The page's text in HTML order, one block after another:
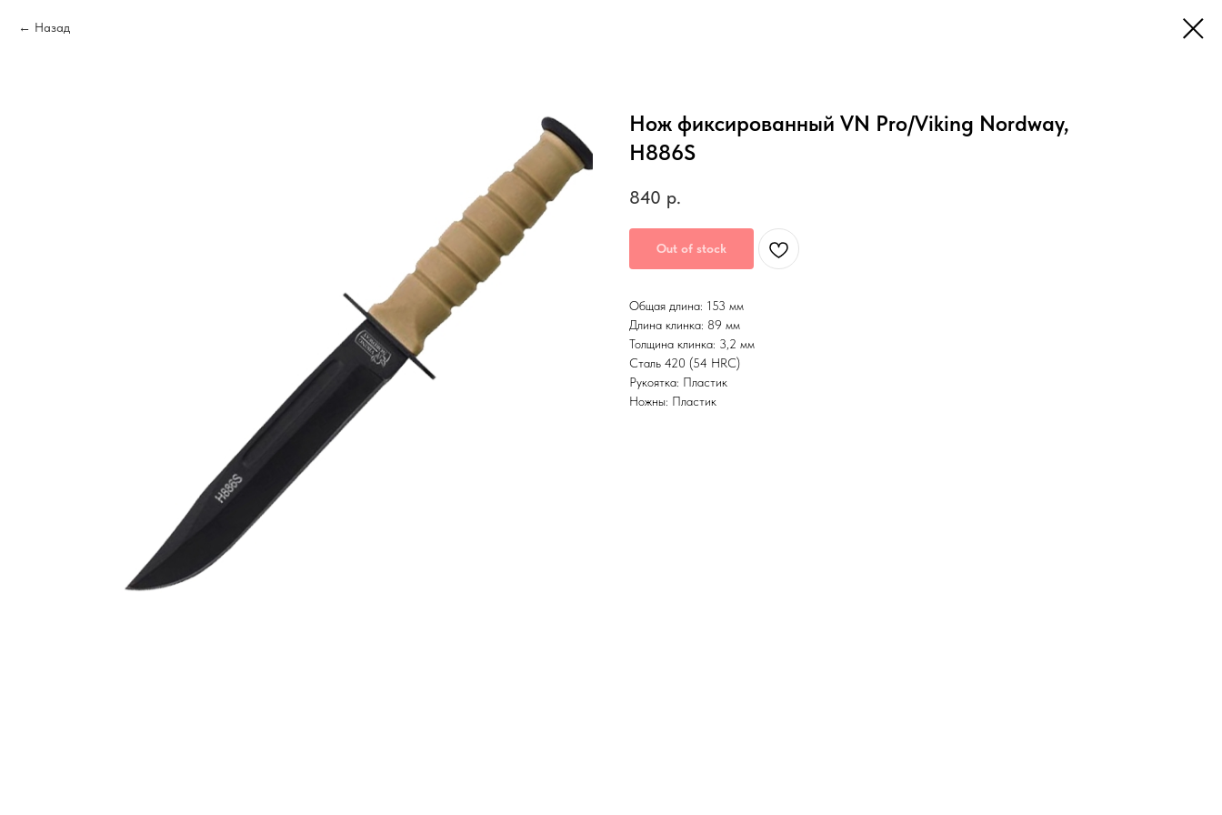
Назад
Нож фиксированный VN Pro/Viking Nordway,
Н886S
840 р.
Out of stock
Общая длина: 153 мм
Длина клинка: 89 мм
Толщина клинка: 3,2 мм
Сталь 420 (54 HRC)
Рукоятка: Пластик
Ножны: Пластик